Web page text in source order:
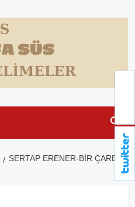
SERTAP ERENER-BIR ÇARESI